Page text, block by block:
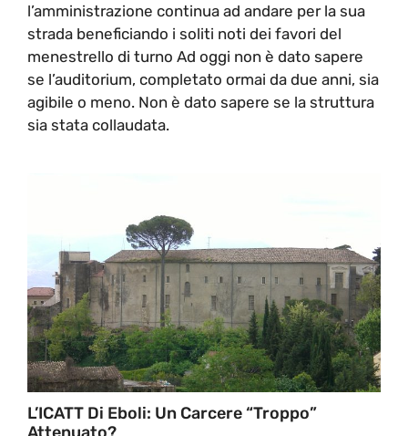
l’amministrazione continua ad andare per la sua
strada beneficiando i soliti noti dei favori del
menestrello di turno Ad oggi non è dato sapere
se l’auditorium, completato ormai da due anni, sia
agibile o meno. Non è dato sapere se la struttura
sia stata collaudata.
L’ICATT Di Eboli: Un Carcere “troppo”